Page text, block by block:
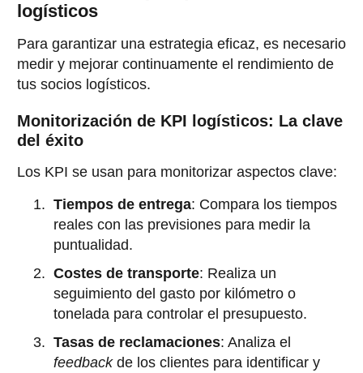
logísticos
Para garantizar una estrategia eficaz, es necesario
medir y mejorar continuamente el rendimiento de
tus socios logísticos.
Monitorización de KPI logísticos: La clave
del éxito
Los KPI se usan para monitorizar aspectos clave:
Tiempos de entrega: Compara los tiempos
reales con las previsiones para medir la
puntualidad.
Costes de transporte: Realiza un
seguimiento del gasto por kilómetro o
tonelada para controlar el presupuesto.
Tasas de reclamaciones: Analiza el
feedbackde los clientes para identificar y